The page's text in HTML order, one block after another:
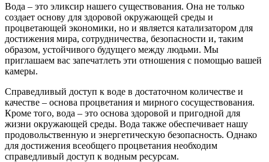
Вода – это эликсир нашего существования. Она не только
создает основу для здоровой окружающей среды и
процветающей экономики, но и является катализатором для
достижения мира, сотрудничества, безопасности и, таким
образом, устойчивого будущего между людьми. Мы
приглашаем вас запечатлеть эти отношения с помощью вашей
камеры.
Справедливый доступ к воде в достаточном количестве и
качестве – основа процветания и мирного сосуществования.
Кроме того, вода – это основа здоровой и пригодной для
жизни окружающей среды. Вода также обеспечивает нашу
продовольственную и энергетическую безопасность. Однако
для достижения всеобщего процветания необходим
справедливый доступ к водным ресурсам.